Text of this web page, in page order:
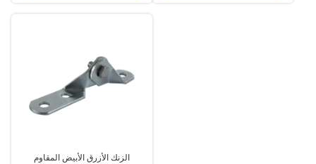
الزنك الأزرق الأبيض المقاوم